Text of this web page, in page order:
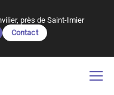
près de Saint-Imier
Contact